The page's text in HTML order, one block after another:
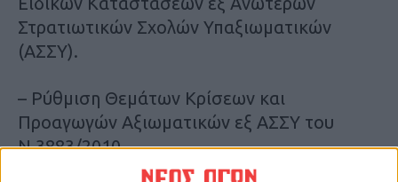
Στρατιωτικών Σχολών Υπαξιωματικών
(ΑΣΣΥ).
– Ρύθμιση Θεμάτων Κρίσεων και
Προαγωγών Αξιωματικών εξ ΑΣΣΥ του
Ν.3883/2010.